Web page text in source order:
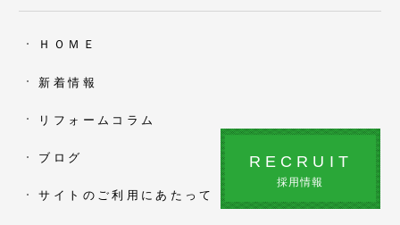
ＨＯＭＥ
新着情報
リフォームコラム
ブログ
サイトのご利用にあたって
RECRUIT
採用情報